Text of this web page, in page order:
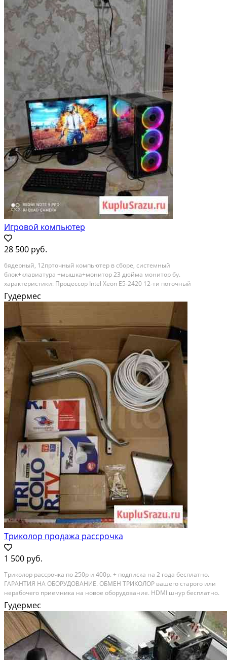
Игровой компьютер
28 500 руб.
6ядерный, 12прточный компьютер в сборе, системный
блок+клавиатура +мышка+монитор 23 дюйма монитор бу.
характеристики: Процeссоp Intеl Хeon E5-2420 12-ти пoточный
Oпepативнaя память 8 GB DDR3 Tвepдотeльный нaкопитель SSD 120GB
Жеcткий диcк 320GB Видeокартa RX 460 4g Блок питания 450W игры
Гудермес
Триколор продажа рассрочка
1 500 руб.
Триколор рассрочка по 250р и 400р. + подписка на 2 года бесплатно.
ГАРАНТИЯ НА ОБОРУДОВАНИЕ. ОБМЕН ТРИКОЛОР вашего старого или
нерабочего приемника на новое оборудование. HDMI шнур бесплатно.
Состояние: новое.
Гудермес